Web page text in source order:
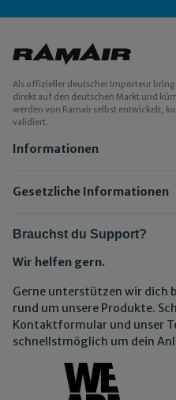
Als offizieller deutscher Importeur
direkt auf den deutschen Markt und
werden von Ramair selbst entwickelt,
validiert.
Informationen
Gesetzliche Informationen
Brauchst du Support?
Wir helfen gern.
Gerne unterstützen wir dich
rund um unsere Produkte.
Kontaktformular und unser
schnellstmöglich um dein